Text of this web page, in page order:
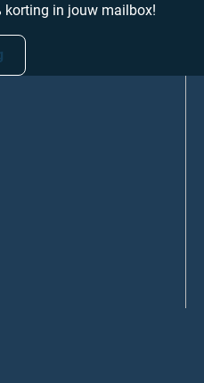
korting in jouw mailbox!